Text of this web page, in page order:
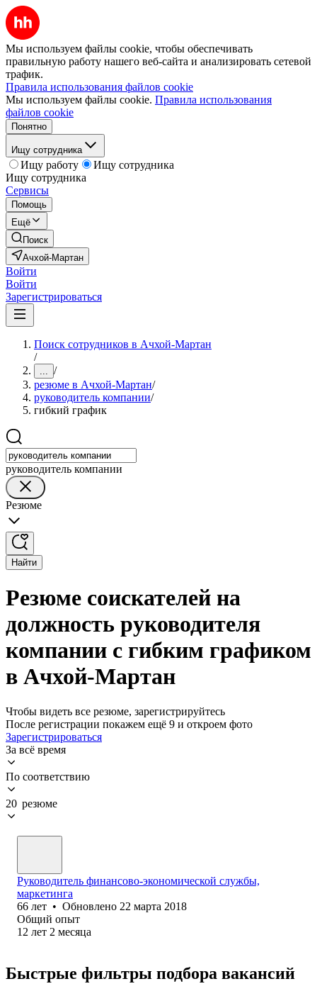
Мы используем файлы cookie, чтобы обеспечивать
правильную работу нашего веб-сайта и анализировать сетевой
трафик.
Правила использования файлов cookie
Мы используем файлы cookie. Правила использования
файлов cookie
Понятно
Ищу сотрудника
Ищу работу
Ищу сотрудника
Ищу сотрудника
Сервисы
Помощь
Ещё
Поиск
Ачхой-Мартан
Войти
Войти
Зарегистрироваться
Поиск сотрудников в Ачхой-Мартан
/
... /
резюме в Ачхой-Мартан/
руководитель компании/
гибкий график
руководитель компании
Резюме
Найти
Резюме соискателей на
должность руководителя
компании с гибким графиком
в Ачхой-Мартан
Чтобы видеть все резюме, зарегистрируйтесь
После регистрации покажем ещё 9 и откроем фото
Зарегистрироваться
За всё время
По соответствию
20 резюме
Руководитель финансово-экономической службы,
маркетинга
66 лет • Обновлено 22 марта 2018
Общий опыт
12 лет 2 месяца
Быстрые фильтры подбора вакансий